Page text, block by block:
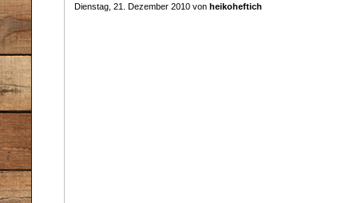
Dienstag, 21. Dezember 2010 von heikoheftich